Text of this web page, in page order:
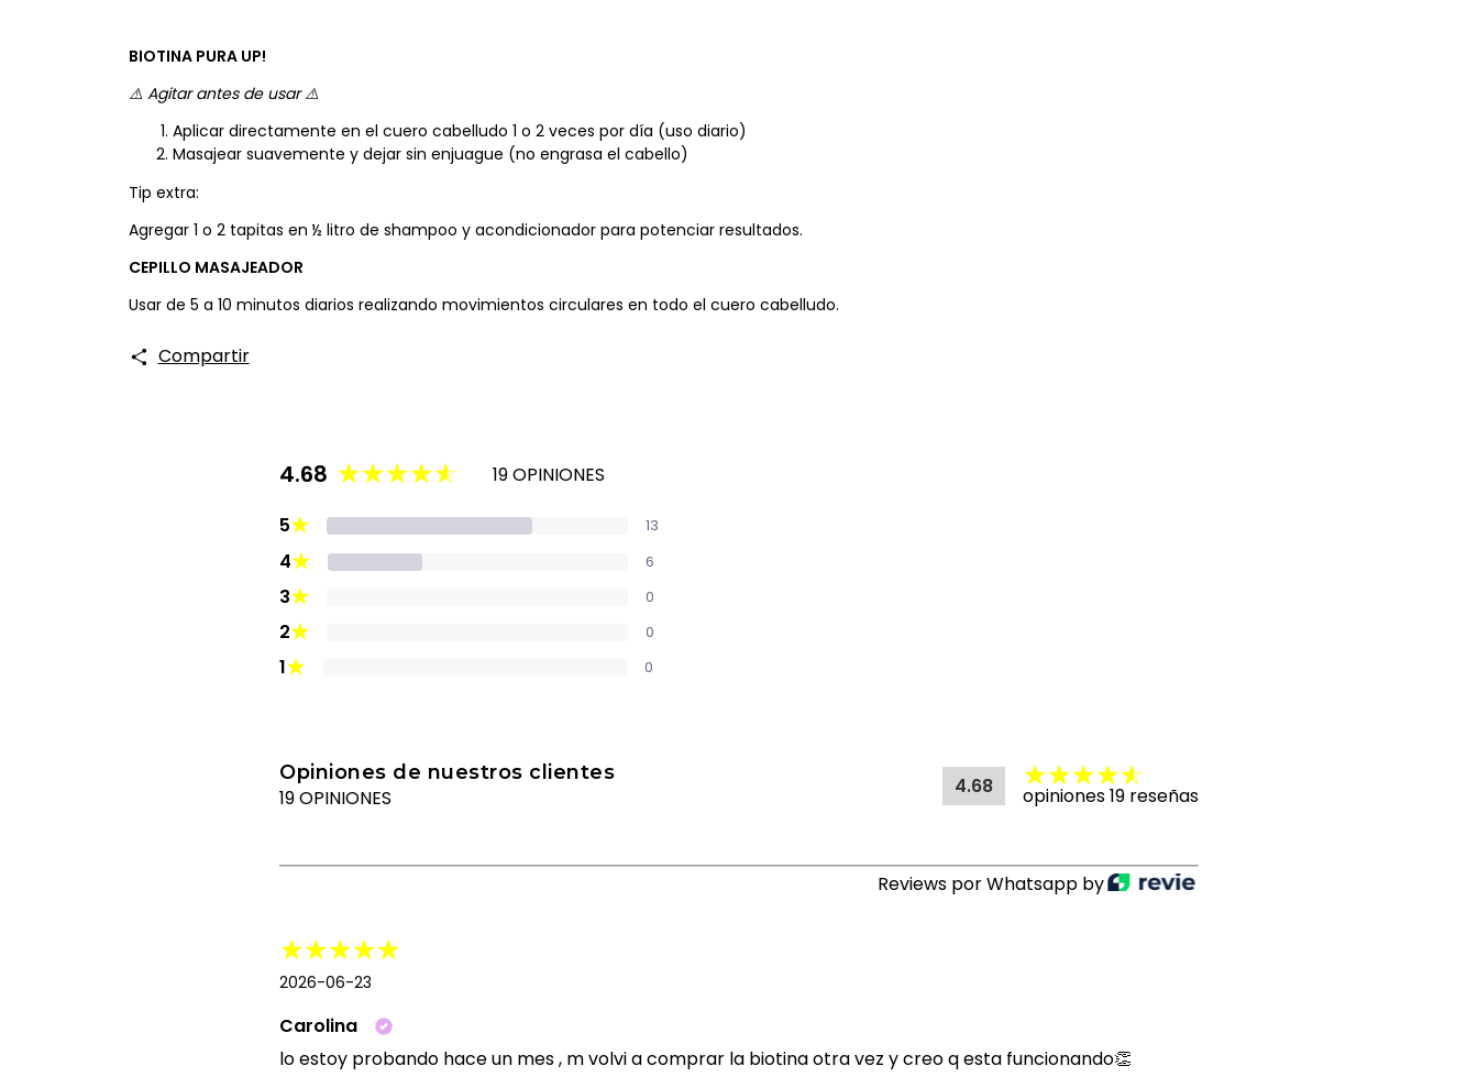
BIOTINA PURA UP!
⚠️ Agitar antes de usar ⚠️
Aplicar directamente en el cuero cabelludo 1 o 2 veces por día (uso diario)
Masajear suavemente y dejar sin enjuague (no engrasa el cabello)
Tip extra:
Agregar 1 o 2 tapitas en ½ litro de shampoo y acondicionador para potenciar resultados.
CEPILLO MASAJEADOR
Usar de 5 a 10 minutos diarios realizando movimientos circulares en todo el cuero cabelludo.
Compartir
4.68 19 OPINIONES
5★ 13
4★ 6
3★ 0
2★ 0
1★ 0
Opiniones de nuestros clientes
19 OPINIONES 4.68 opiniones 19 reseñas
Reviews por Whatsapp by
2026-06-23
Carolina
lo estoy probando hace un mes , m volvi a comprar la biotina otra vez y creo q esta funcionando👏